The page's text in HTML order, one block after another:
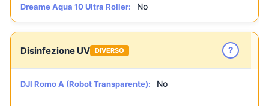
Dreame Aqua 10 Ultra Roller: No
Disinfezione UV DIVERSO ?
DJI Romo A (Robot Transparente): No